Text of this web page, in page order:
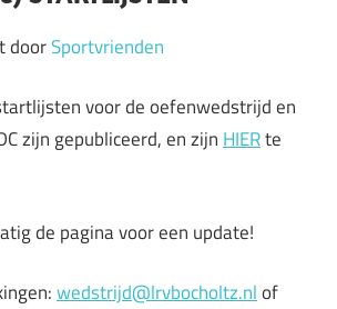
doorSportvrienden
voor de oefenwedstrijd en
zijn gepubliceerd, en zijnHIERte
de pagina voor een update!
wedstrijd@lrvbocholtz.nlof